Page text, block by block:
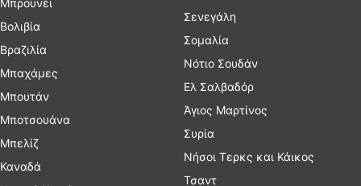
Μπρουνέι
Βολιβία
Βραζιλία
Μπαχάμες
Μπουτάν
Μποτσουάνα
Μπελίζ
Καναδά
Σενεγάλη
Σομαλία
Νότιο Σουδάν
Ελ Σαλβαδόρ
Άγιος Μαρτίνος
Συρία
Νήσοι Τερκς και Κάικος
Τσαντ